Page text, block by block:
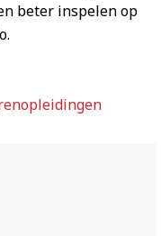
beter inspelen op